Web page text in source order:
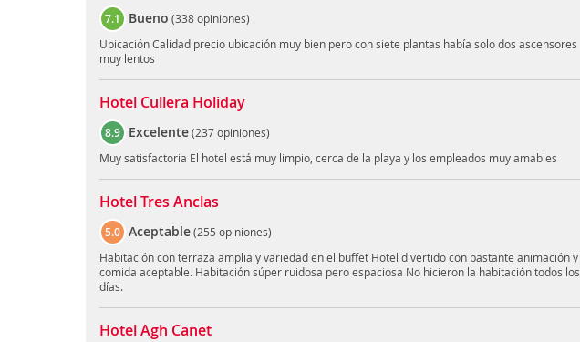
7.1 Bueno (338 opiniones)
Ubicación Calidad precio ubicación muy bien pero con siete plantas había solo dos ascensores
muy lentos
Hotel Cullera Holiday
8.9 Excelente(237 opiniones)
Muy satisfactoria El hotel está muy limpio, cerca de la playa y los empleados muy amables
Hotel Tres Anclas
5.0 Aceptable(255 opiniones)
Habitación con terraza amplia y variedad en el buffet Hotel divertido con bastante animación y
comida aceptable. Habitación súper ruidosa pero espaciosa No hicieron la habitación todos los
días.
Hotel Agh Canet